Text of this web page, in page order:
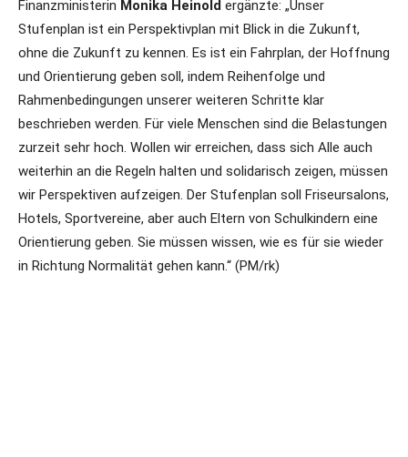
Finanzministerin Monika Heinold ergänzte: „Unser
Stufenplan ist ein Perspektivplan mit Blick in die Zukunft,
ohne die Zukunft zu kennen. Es ist ein Fahrplan, der Hoffnung
und Orientierung geben soll, indem Reihenfolge und
Rahmenbedingungen unserer weiteren Schritte klar
beschrieben werden. Für viele Menschen sind die Belastungen
zurzeit sehr hoch. Wollen wir erreichen, dass sich Alle auch
weiterhin an die Regeln halten und solidarisch zeigen, müssen
wir Perspektiven aufzeigen. Der Stufenplan soll Friseursalons,
Hotels, Sportvereine, aber auch Eltern von Schulkindern eine
Orientierung geben. Sie müssen wissen, wie es für sie wieder
in Richtung Normalität gehen kann.“ (PM/rk)